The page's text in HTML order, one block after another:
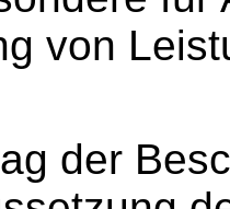
von
der